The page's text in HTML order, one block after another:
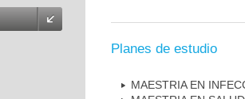
Planes de estudio
MAESTRIA EN